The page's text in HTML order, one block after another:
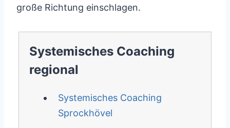
große Richtung einschlagen.
Systemisches Coaching
regional
Systemisches Coaching
Sprockhövel